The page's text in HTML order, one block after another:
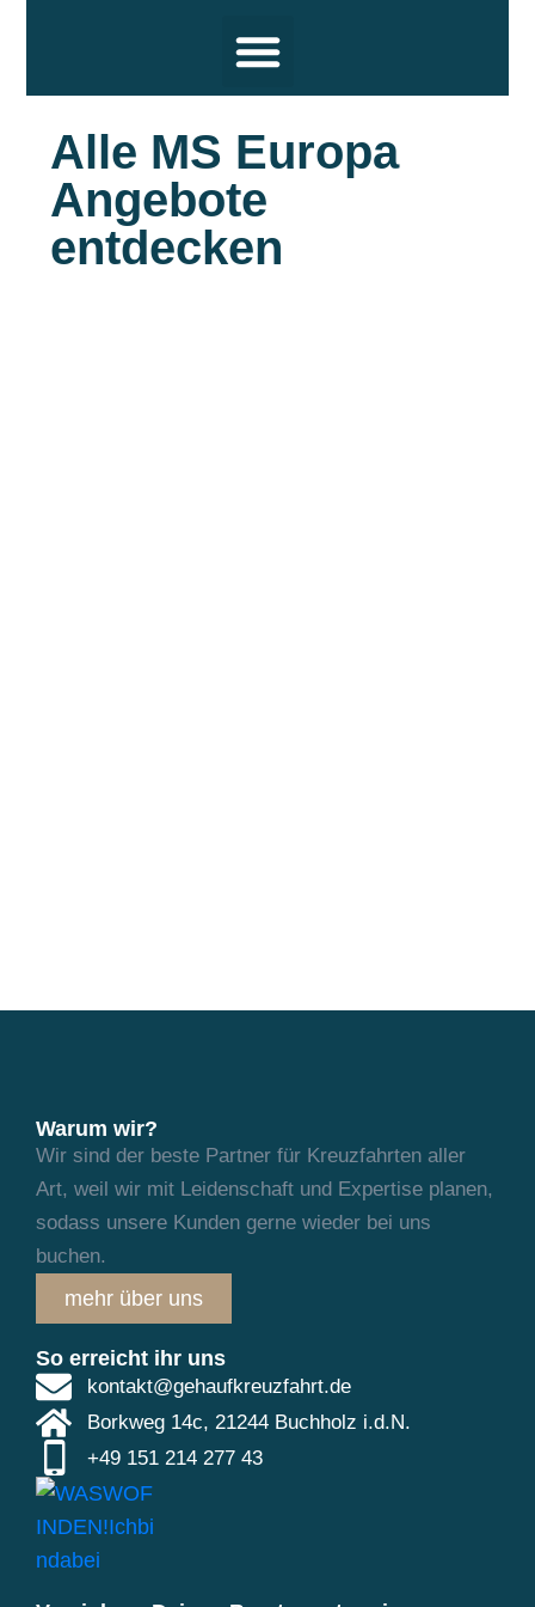
Alle MS Europa
Angebote
entdecken
Warum wir?
Wir sind der beste Partner für Kreuzfahrten aller
Art, weil wir mit Leidenschaft und Expertise planen,
sodass unsere Kunden gerne wieder bei uns
buchen.
mehr über uns
So erreicht ihr uns
kontakt@gehaufkreuzfahrt.de
Borkweg 14c, 21244 Buchholz i.d.N.
+49 151 214 277 43